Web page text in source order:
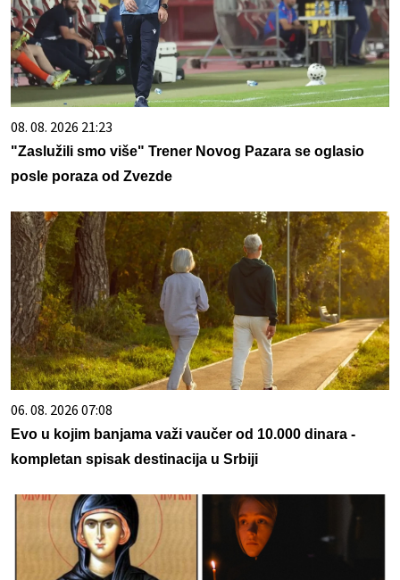
08. 08. 2026 21:23
"Zaslužili smo više" Trener Novog Pazara se oglasio
posle poraza od Zvezde
06. 08. 2026 07:08
Evo u kojim banjama važi vaučer od 10.000 dinara -
kompletan spisak destinacija u Srbiji